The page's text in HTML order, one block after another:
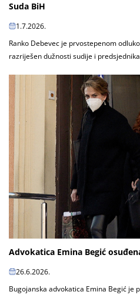
Suda BiH
1.7.2026.
Ranko Debevec je prvostepenom
razriješen dužnosti sudije i
Advokatica Emina Begić
26.6.2026.
Bugojanska advokatica Emina Begić je